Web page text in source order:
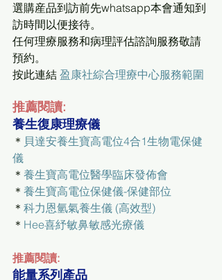
選購産品到訪前先whatsapp本會通知到
訪時間以便接待。
任何理療服務和病理評估諮詢服務敬請
預約。
按此連結 盈康社綜合理療中心服務範圍
推薦閱讀:
養生復康理療儀
＊ 貝達安養生寶高電位4合1生物電保健
儀
＊ 養生寶高電位醫學臨床發佈會
＊ 養生寶高電位保健儀-保健部位
＊ 科力恩氫氣養生儀 (高效型)
＊ Hee喜紓敏鼻敏感光療儀
推薦閱讀:
能量系列產品